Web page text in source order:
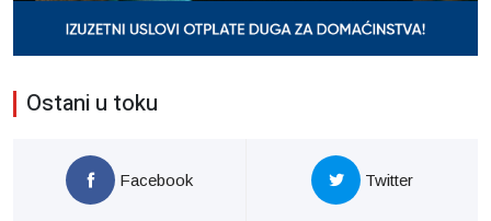
Ostani u toku
Facebook Twitter